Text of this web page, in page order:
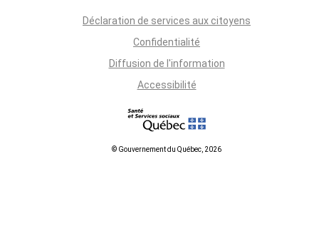
Déclaration de services aux citoyens
Confidentialité
Diffusion de l'information
Accessibilité
© Gouvernement du Québec, 2026